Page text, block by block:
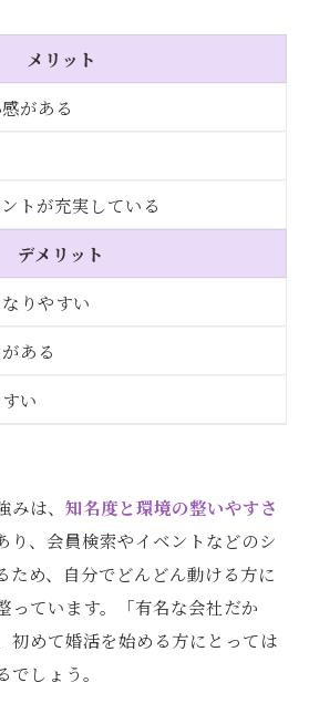
メリット
がある
トが充実している
デメリット
りやすい
ある
い
は、 知名度と環境の整いやすさ
り、会員検索やイベントなどのシ
ため、自分でどんどん動ける方に
っています。「有名な会社だか
初めて婚活を始める方にとっては
しょう。